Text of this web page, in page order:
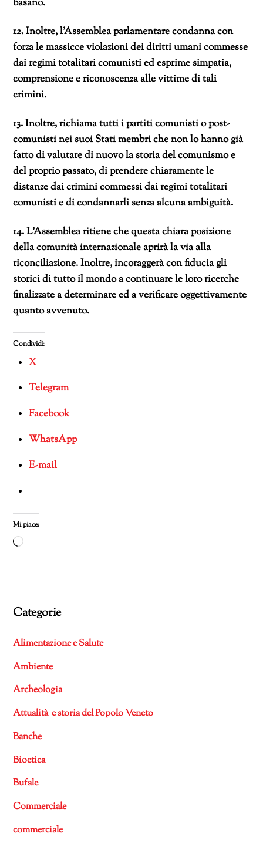
basano.
12. Inoltre, l’Assemblea parlamentare condanna con
forza le massicce violazioni dei diritti umani commesse
dai regimi totalitari comunisti ed esprime simpatia,
comprensione e riconoscenza alle vittime di tali
crimini.
13. Inoltre, richiama tutti i partiti comunisti o post-
comunisti nei suoi Stati membri che non lo hanno già
fatto di valutare di nuovo la storia del comunismo e
del proprio passato, di prendere chiaramente le
distanze dai crimini commessi dai regimi totalitari
comunisti e di condannarli senza alcuna ambiguità.
14. L’Assemblea ritiene che questa chiara posizione
della comunità internazionale aprirà la via alla
riconciliazione. Inoltre, incoraggerà con fiducia gli
storici di tutto il mondo a continuare le loro ricerche
finalizzate a determinare ed a verificare oggettivamente
quanto avvenuto.
Condividi:
X
Telegram
Facebook
WhatsApp
E-mail
Mi piace:
Caricamento
Categorie
Alimentazione e Salute
Ambiente
Archeologia
Attualità e storia del Popolo Veneto
Banche
Bioetica
Bufale
Commerciale
commerciale